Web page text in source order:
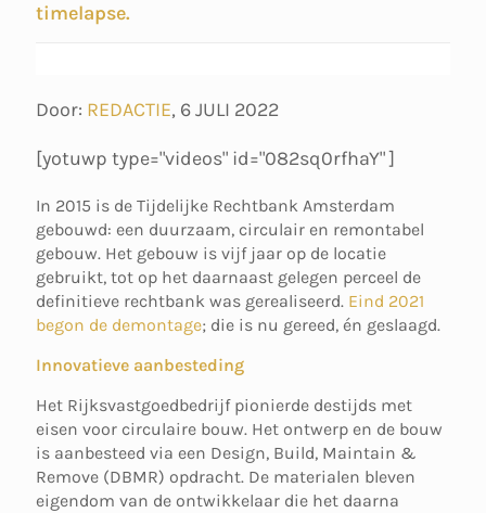
timelapse.
Door: REDACTIE, 6 JULI 2022
[yotuwp type="videos" id="082sq0rfhaY" ]
In 2015 is de Tijdelijke Rechtbank Amsterdam
gebouwd: een duurzaam, circulair en remontabel
gebouw. Het gebouw is vijf jaar op de locatie
gebruikt, tot op het daarnaast gelegen perceel de
definitieve rechtbank was gerealiseerd. Eind 2021
begon de demontage; die is nu gereed, én geslaagd.
Innovatieve aanbesteding
Het Rijksvastgoedbedrijf pionierde destijds met
eisen voor circulaire bouw. Het ontwerp en de bouw
is aanbesteed via een Design, Build, Maintain &
Remove (DBMR) opdracht. De materialen bleven
eigendom van de ontwikkelaar die het daarna